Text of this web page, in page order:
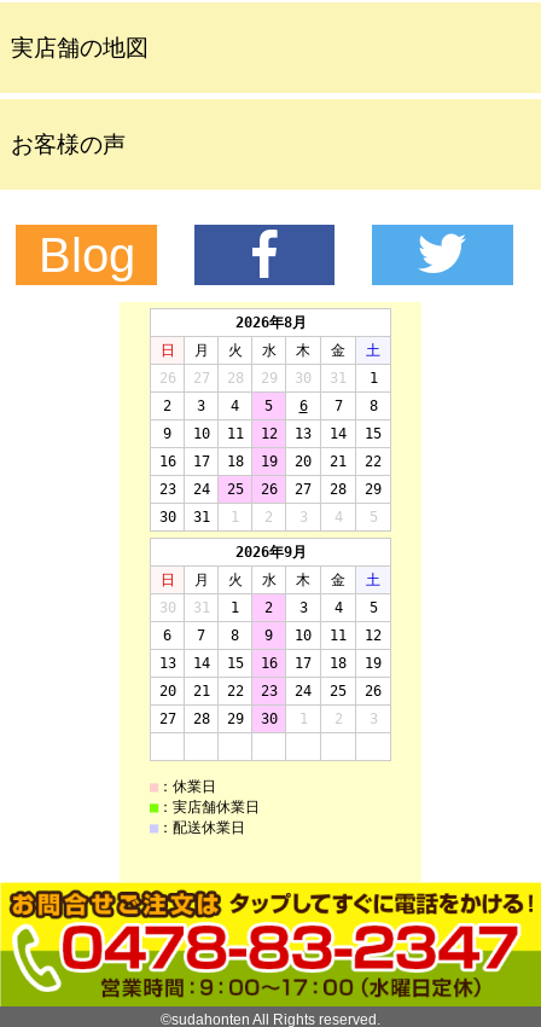
実店舗の地図
お客様の声
Blog
©sudahonten All Rights reserved.